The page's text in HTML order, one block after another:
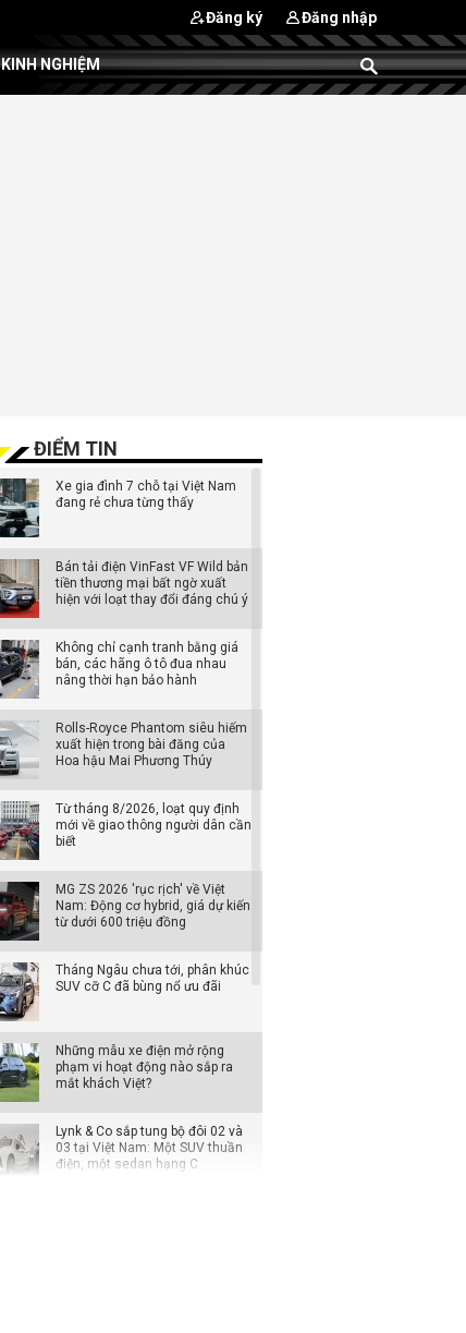
Đăng ký Đăng nhập
KINH NGHIỆM
ĐIỂM TIN
Xe gia đình 7 chỗ tại Việt Nam
đang rẻ chưa từng thấy
Bán tải điện VinFast VF Wild bản
tiền thương mại bất ngờ xuất
hiện với loạt thay đổi đáng chú ý
Không chỉ cạnh tranh bằng giá
bán, các hãng ô tô đua nhau
nâng thời hạn bảo hành
Rolls-Royce Phantom siêu hiếm
xuất hiện trong bài đăng của
Hoa hậu Mai Phương Thúy
Từ tháng 8/2026, loạt quy định
mới về giao thông người dân cần
biết
MG ZS 2026 'rục rịch' về Việt
Nam: Động cơ hybrid, giá dự kiến
từ dưới 600 triệu đồng
Tháng Ngâu chưa tới, phân khúc
SUV cỡ C đã bùng nổ ưu đãi
Những mẫu xe điện mở rộng
phạm vi hoạt động nào sắp ra
mắt khách Việt?
Lynk & Co sắp tung bộ đôi 02 và
03 tại Việt Nam: Một SUV thuần
điện, một sedan hạng C